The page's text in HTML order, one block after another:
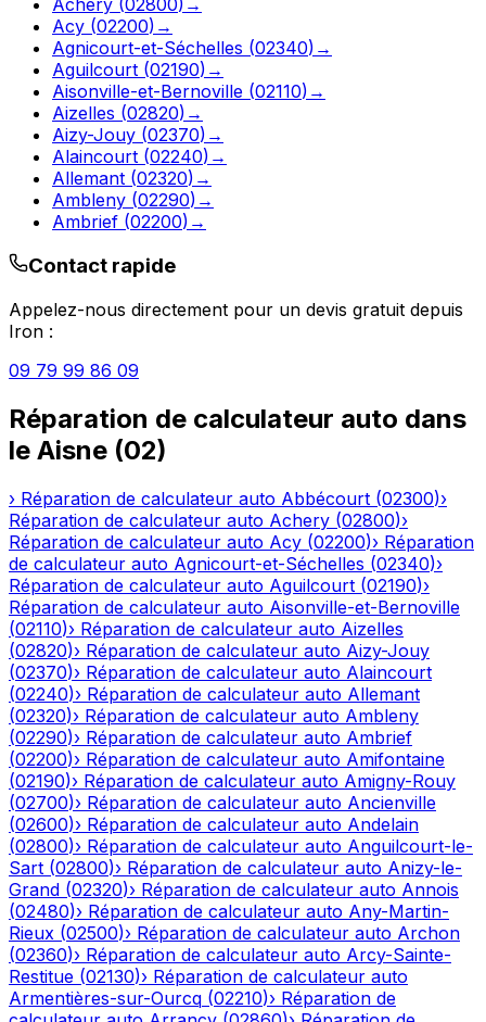
Achery (02800) →
Acy (02200) →
Agnicourt-et-Séchelles (02340) →
Aguilcourt (02190) →
Aisonville-et-Bernoville (02110) →
Aizelles (02820) →
Aizy-Jouy (02370) →
Alaincourt (02240) →
Allemant (02320) →
Ambleny (02290) →
Ambrief (02200) →
Contact rapide
Appelez-nous directement pour un devis gratuit depuis
Iron :
09 79 99 86 09
Réparation de calculateur auto dans
le Aisne (02)
› Réparation de calculateur auto Abbécourt (02300)›
Réparation de calculateur auto Achery (02800)›
Réparation de calculateur auto Acy (02200)› Réparation
de calculateur auto Agnicourt-et-Séchelles (02340)›
Réparation de calculateur auto Aguilcourt (02190)›
Réparation de calculateur auto Aisonville-et-Bernoville
(02110)› Réparation de calculateur auto Aizelles
(02820)› Réparation de calculateur auto Aizy-Jouy
(02370)› Réparation de calculateur auto Alaincourt
(02240)› Réparation de calculateur auto Allemant
(02320)› Réparation de calculateur auto Ambleny
(02290)› Réparation de calculateur auto Ambrief
(02200)› Réparation de calculateur auto Amifontaine
(02190)› Réparation de calculateur auto Amigny-Rouy
(02700)› Réparation de calculateur auto Ancienville
(02600)› Réparation de calculateur auto Andelain
(02800)› Réparation de calculateur auto Anguilcourt-le-
Sart (02800)› Réparation de calculateur auto Anizy-le-
Grand (02320)› Réparation de calculateur auto Annois
(02480)› Réparation de calculateur auto Any-Martin-
Rieux (02500)› Réparation de calculateur auto Archon
(02360)› Réparation de calculateur auto Arcy-Sainte-
Restitue (02130)› Réparation de calculateur auto
Armentières-sur-Ourcq (02210)› Réparation de